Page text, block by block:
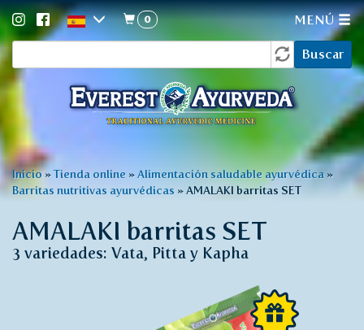
Pasar
al
contenido
principal
de
búsqueda
Buscar
0 MENÚ
Usted
está
aquí
Inicio »Tienda online »Alimentación saludable ayurvédica »
Barritas nutritivas ayurvédicas »AMALAKI barritas SET
AMALAKI barritas SET
3 variedades: Vata, Pitta y Kapha